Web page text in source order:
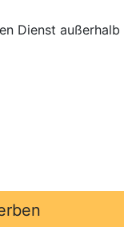
Dienst